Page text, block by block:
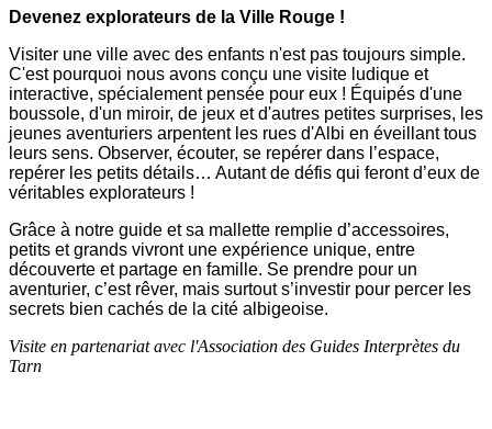
Devenez explorateurs de la Ville Rouge !
Visiter une ville avec des enfants n'est pas toujours simple.
C'est pourquoi nous avons conçu une visite ludique et
interactive, spécialement pensée pour eux ! Équipés d'une
boussole, d'un miroir, de jeux et d'autres petites surprises, les
jeunes aventuriers arpentent les rues d'Albi en éveillant tous
leurs sens. Observer, écouter, se repérer dans l’espace,
repérer les petits détails… Autant de défis qui feront d’eux de
véritables explorateurs !
Grâce à notre guide et sa mallette remplie d’accessoires,
petits et grands vivront une expérience unique, entre
découverte et partage en famille. Se prendre pour un
aventurier, c’est rêver, mais surtout s’investir pour percer les
secrets bien cachés de la cité albigeoise.
Visite en partenariat avec l'Association des Guides Interprètes du
Tarn